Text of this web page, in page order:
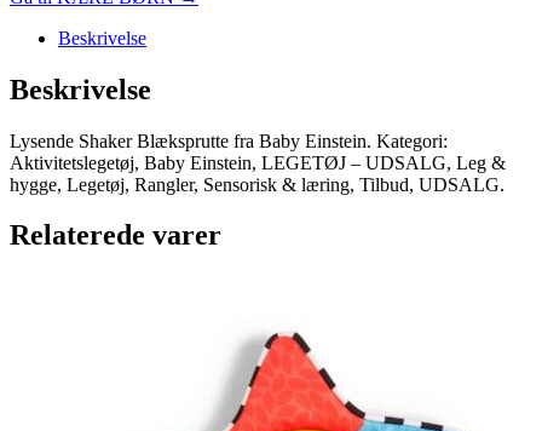
Beskrivelse
Beskrivelse
Lysende Shaker Blæksprutte fra Baby Einstein. Kategori:
Aktivitetslegetøj, Baby Einstein, LEGETØJ – UDSALG, Leg &
hygge, Legetøj, Rangler, Sensorisk & læring, Tilbud, UDSALG.
Relaterede varer